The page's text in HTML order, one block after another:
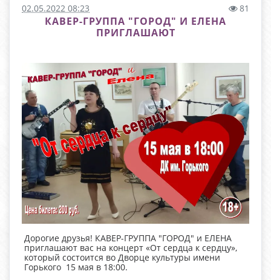
02.05.2022 08:23 81
КАВЕР-ГРУППА "ГОРОД" И ЕЛЕНА
ПРИГЛАШАЮТ
Дорогие друзья! КАВЕР-ГРУППА "ГОРОД" и ЕЛЕНА
приглашают вас на концерт «От сердца к сердцу»,
который состоится во Дворце культуры имени
Горького 15 мая в 18:00.